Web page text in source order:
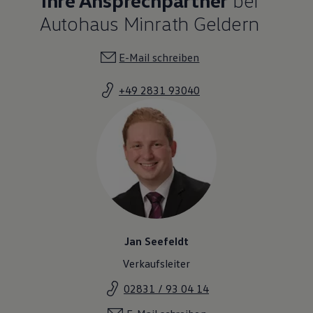
Autohaus Minrath Geldern
E-Mail schreiben
+49 2831 93040
Jan Seefeldt
Verkaufsleiter
02831 / 93 04 14